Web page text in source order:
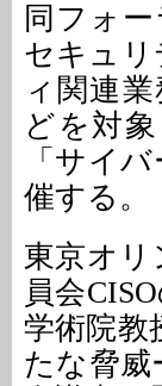
同フォ
セキュ
ィ関連
どを対
「サイ
催する。
東京オ
員会
学術院教
たな脅